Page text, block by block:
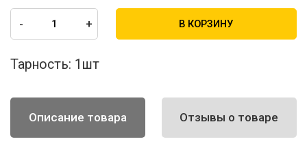
- + В КОРЗИНУ
Тарность: 1шт
Описание товара Отзывы о товаре